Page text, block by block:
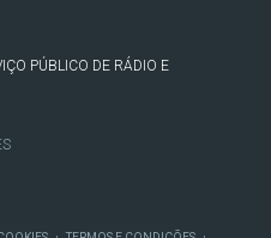
PÚBLICO DE RÁDIO E